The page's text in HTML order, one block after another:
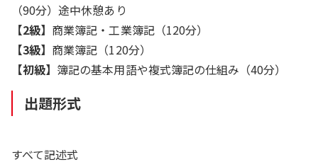
（90分）途中休憩あり
【2級】 商業簿記・工業簿記（120分）
【3級】 商業簿記（120分）
【初級】 簿記の基本用語や複式簿記の仕組み（40分）
出題形式
すべて記述式